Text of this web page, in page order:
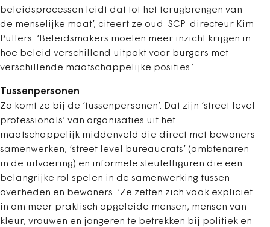
beleidsprocessen leidt dat tot het terugbrengen van
de menselijke maat’, citeert ze oud-SCP-directeur Kim
Putters. ‘Beleidsmakers moeten meer inzicht krijgen in
hoe beleid verschillend uitpakt voor burgers met
verschillende maatschappelijke posities.’
Tussenpersonen
Zo komt ze bij de ‘tussenpersonen’. Dat zijn ‘street level
professionals’ van organisaties uit het
maatschappelijk middenveld die direct met bewoners
samenwerken, ‘street level bureaucrats’ (ambtenaren
in de uitvoering) en informele sleutelfiguren die een
belangrijke rol spelen in de samenwerking tussen
overheden en bewoners. ‘Ze zetten zich vaak expliciet
in om meer praktisch opgeleide mensen, mensen van
kleur, vrouwen en jongeren te betrekken bij politiek en